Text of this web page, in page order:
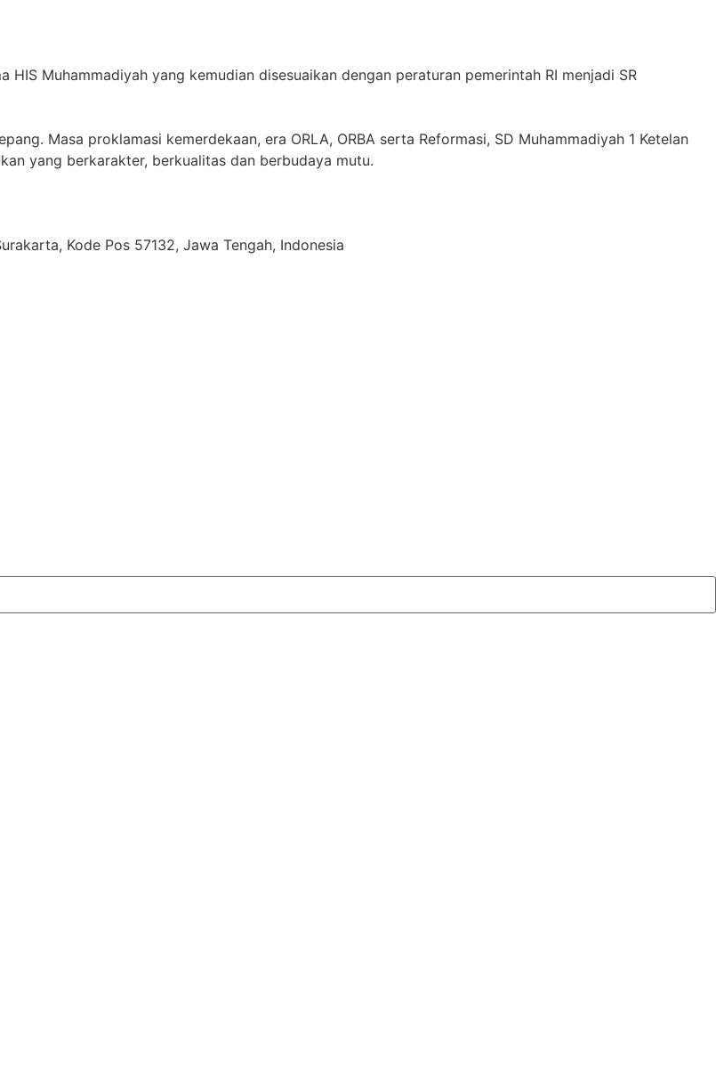
Muhammadiyah yang kemudian disesuaikan dengan peraturan pemerintah RI menjadi SR
Masa proklamasi kemerdekaan, era ORLA, ORBA serta Reformasi, SD Muhammadiyah 1 Ketelan
yang berkarakter, berkualitas dan berbudaya mutu.
Kode Pos 57132, Jawa Tengah, Indonesia